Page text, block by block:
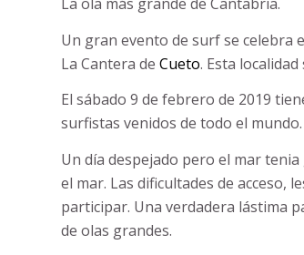
Un gran evento de surf se celebra
La Cantera de Cueto. Esta
El sábado 9 de febrero de 2019
surfistas venidos de todo el mundo.
Un día despejado pero el mar
el mar. Las dificultades de acceso,
participar. Una verdadera lástima
de olas grandes.